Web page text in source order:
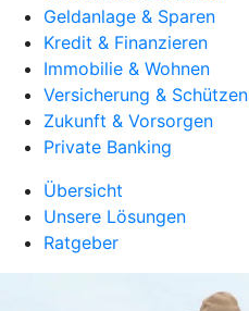
Geldanlage & Sparen
Kredit & Finanzieren
Immobilie & Wohnen
Versicherung & Schützen
Zukunft & Vorsorgen
Private Banking
Übersicht
Unsere Lösungen
Ratgeber